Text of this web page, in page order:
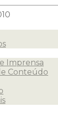
Imprensa
Conteúdo